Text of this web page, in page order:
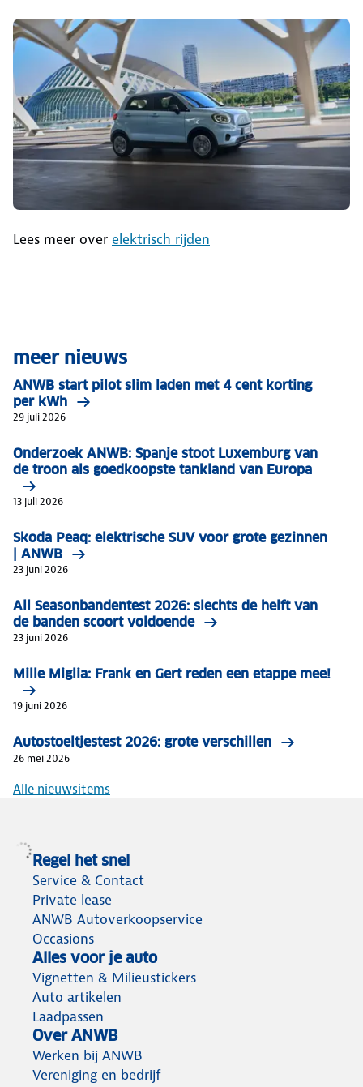
Lees meer over elektrisch rijden
meer nieuws
ANWB start pilot slim laden met 4 cent korting
per kWh
29 juli 2026
Onderzoek ANWB: Spanje stoot Luxemburg van
de troon als goedkoopste tankland van Europa
13 juli 2026
Skoda Peaq: elektrische SUV voor grote gezinnen
| ANWB
23 juni 2026
All Seasonbandentest 2026: slechts de helft van
de banden scoort voldoende
23 juni 2026
Mille Miglia: Frank en Gert reden een etappe mee!
19 juni 2026
Autostoeltjestest 2026: grote verschillen
26 mei 2026
Alle nieuwsitems
Regel het snel
Service & Contact
Private lease
ANWB Autoverkoopservice
Occasions
Alles voor je auto
Vignetten & Milieustickers
Auto artikelen
Laadpassen
Over ANWB
Werken bij ANWB
Vereniging en bedrijf